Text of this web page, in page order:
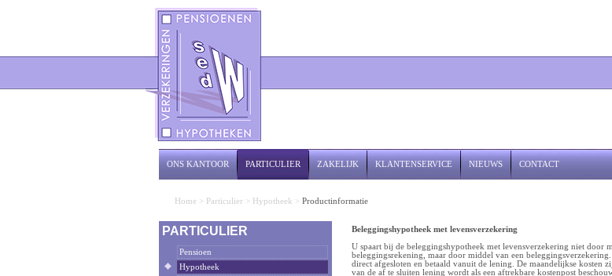
ONS KANTOOR PARTICULIER ZAKELIJK KLANTENSERVICE NIEUWS CONTACT
Home > Particulier > Hypotheek > Productinformatie
PARTICULIER
Pensioen
Hypotheek
Beleggingshypotheek met levensverzekering
U spaart bij de beleggingshypotheek met levensverzekering niet door
beleggingsrekening, maar door middel van een
direct afgesloten en betaald vanuit de lening. De maandelijkse kosten
van de af te sluiten lening wordt als een aftrekbare kostenpost